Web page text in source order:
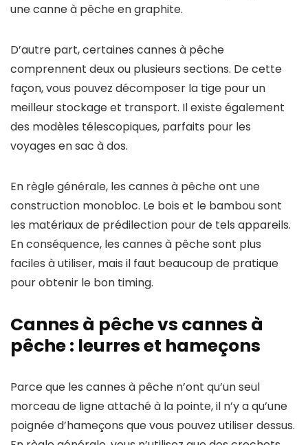
une canne à pêche en graphite.
D’autre part, certaines cannes à pêche
comprennent deux ou plusieurs sections. De cette
façon, vous pouvez décomposer la tige pour un
meilleur stockage et transport. Il existe également
des modèles télescopiques, parfaits pour les
voyages en sac à dos.
En règle générale, les cannes à pêche ont une
construction monobloc. Le bois et le bambou sont
les matériaux de prédilection pour de tels appareils.
En conséquence, les cannes à pêche sont plus
faciles à utiliser, mais il faut beaucoup de pratique
pour obtenir le bon timing.
Cannes à pêche vs cannes à
pêche : leurres et hameçons
Parce que les cannes à pêche n’ont qu’un seul
morceau de ligne attaché à la pointe, il n’y a qu’une
poignée d’hameçons que vous pouvez utiliser dessus.